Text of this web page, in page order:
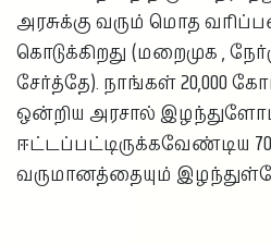
அரசுக்கு வரும் மொத
கொடுக்கிறது (மறைமுக ,
சேர்த்தே). நாங்கள் 20,000
ஒன்றிய அரசால்
ஈட்டப்பட்டிருக்கவேண்டிய
வருமானத்தையும்